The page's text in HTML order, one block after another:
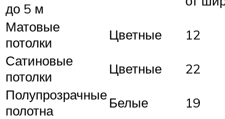
до 5 м
Матовые
потолки
Цветные
12
Сатиновые
потолки
Цветные
22
Полупрозрачные
полотна
Белые
19